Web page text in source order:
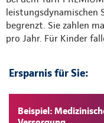
leistungsdynamischen
begrenzt. Sie zahlen
pro Jahr. Für Kinder
Ersparnis für Sie:
Beispiel: